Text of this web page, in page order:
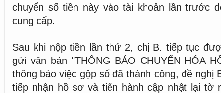
chuyển số tiền này vào tài khoản lần trước
cung cấp.
Sau khi nộp tiền lần thứ 2, chị B. tiếp tục
gửi văn bản "THÔNG BÁO CHUYỂN HÓA
thông báo việc gộp sổ đã thành công, đề nghị
tiếp nhận hồ sơ và tiến hành cập nhật lại tờ